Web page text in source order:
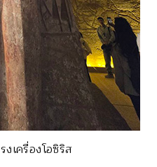
เครื่องโอซิริส